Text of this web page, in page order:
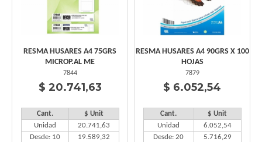
RESMA HUSARES A4 75GRS
MICROP.AL ME
7844
$ 20.741,63
Cant.
$ Unit
Unidad
20.741,63
Desde: 10
19.589,32
RESMA HUSARES A4 90GRS X 100
HOJAS
7879
$ 6.052,54
Cant.
$ Unit
Unidad
6.052,54
Desde: 20
5.716,29